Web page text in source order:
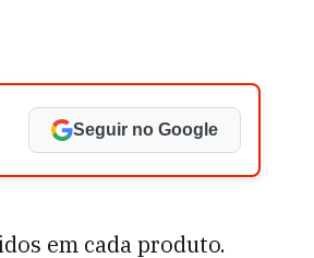
Seguir no Google
em cada produto.